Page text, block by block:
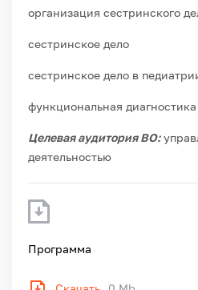
организация сестринского
сестринское дело
сестринское дело в
функциональная диагностика
Целевая аудитория ВО:
деятельностью
Программа